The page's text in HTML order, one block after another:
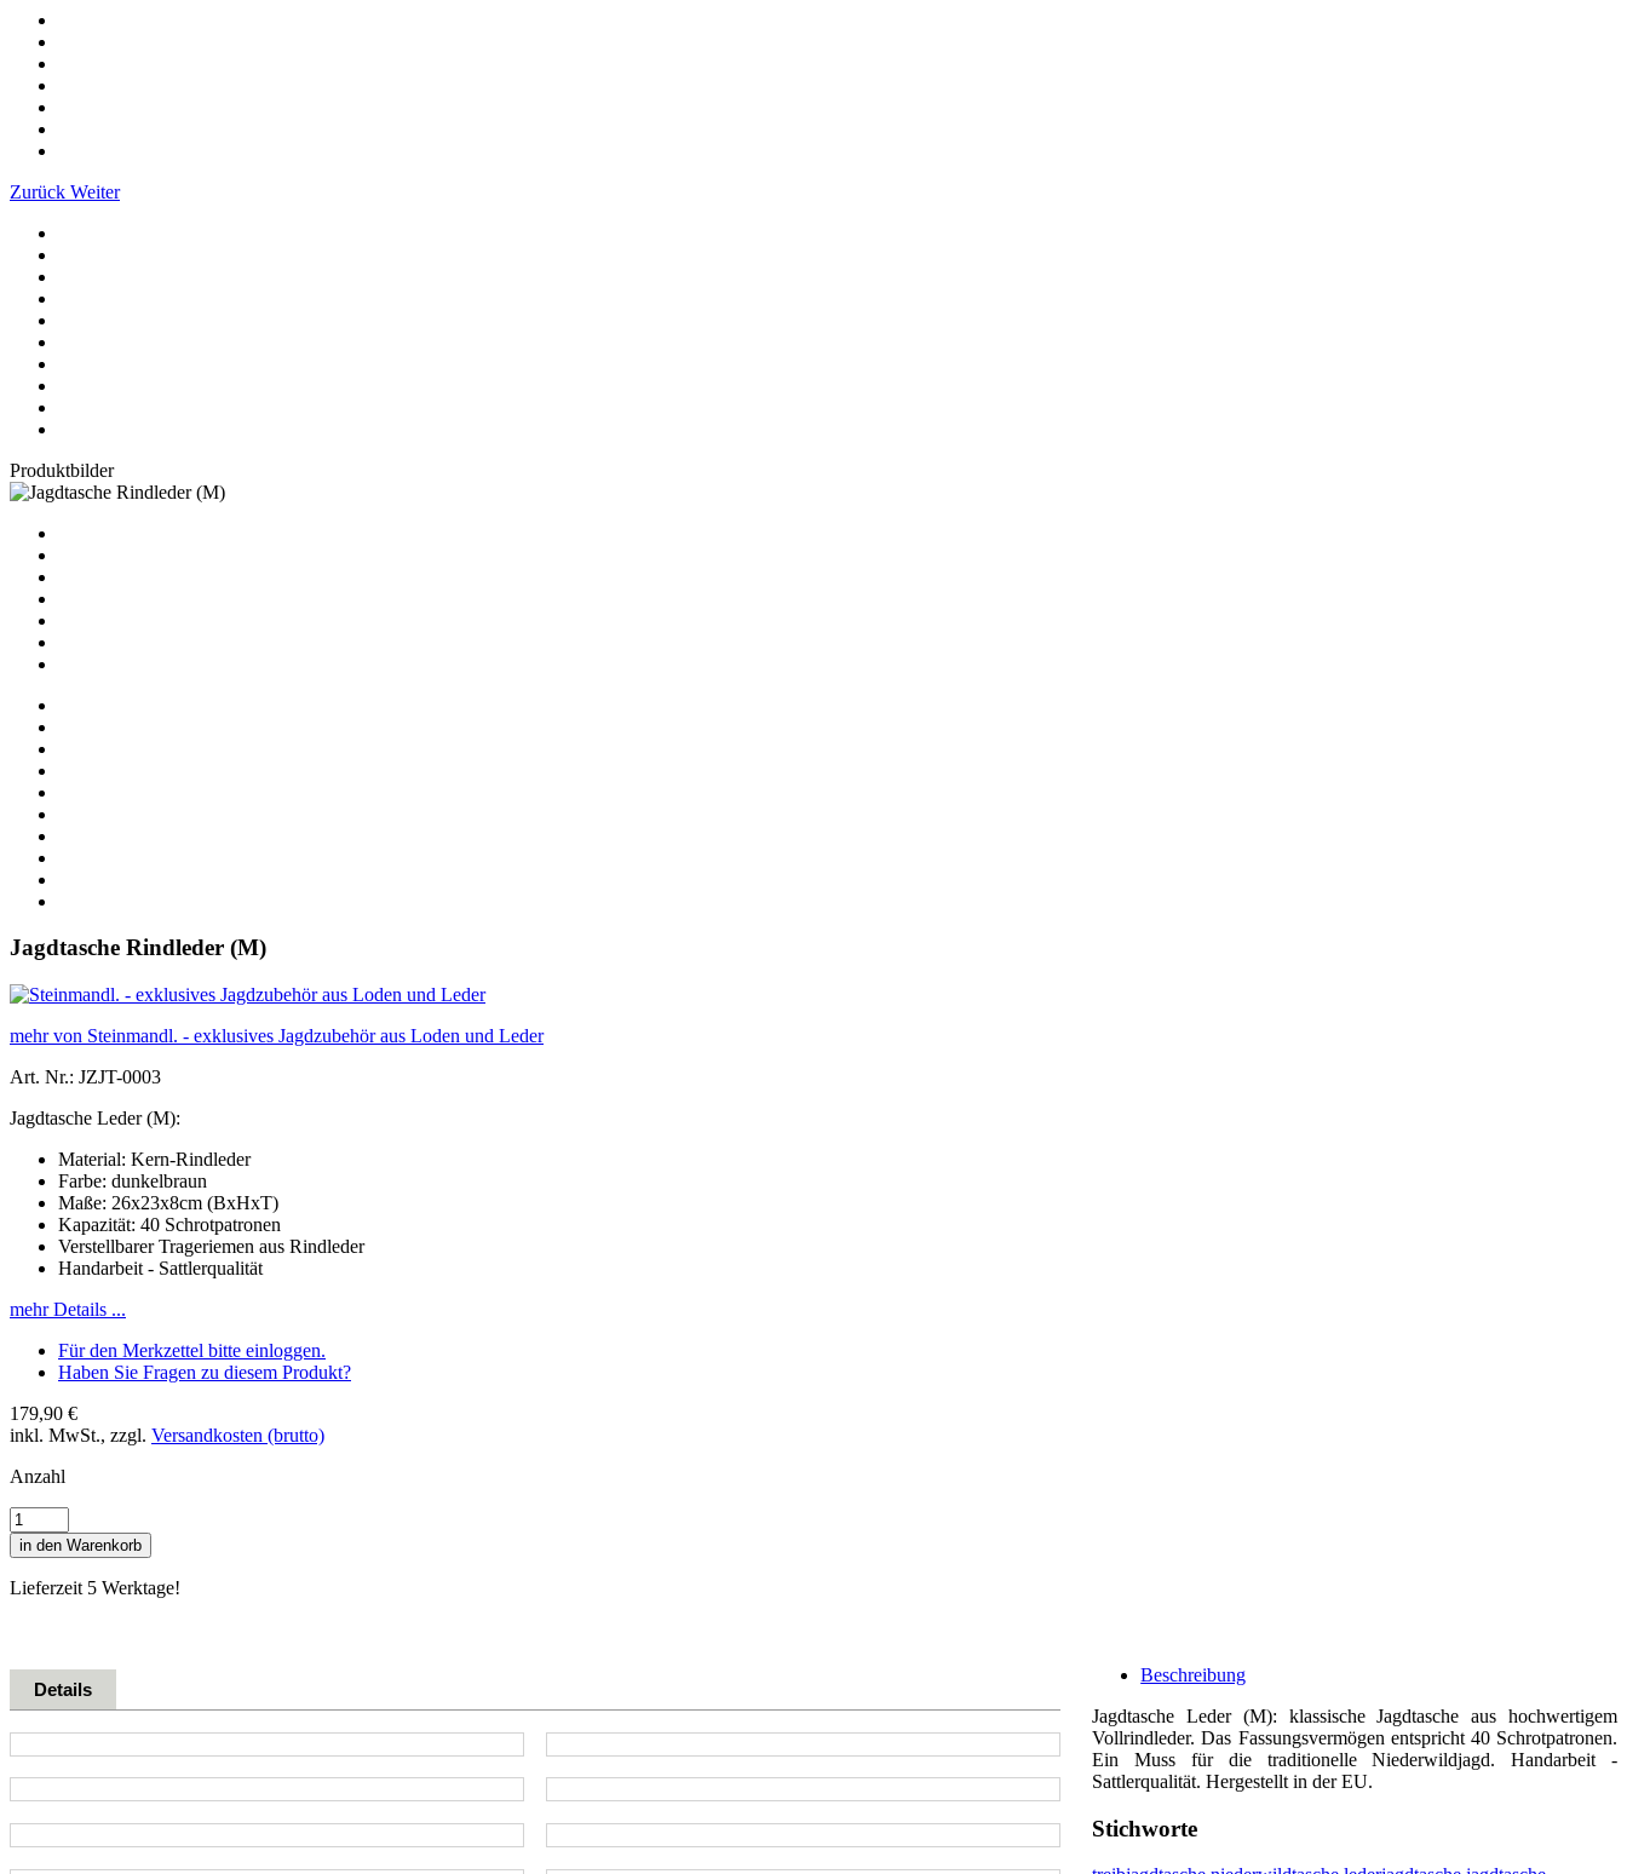
Zurück Weiter
Produktbilder
Jagdtasche Rindleder (M)
mehr von Steinmandl. - exklusives Jagdzubehör aus Loden und Leder
Art. Nr.: JZJT-0003
Jagdtasche Leder (M):
Material: Kern-Rindleder
Farbe: dunkelbraun
Maße: 26x23x8cm (BxHxT)
Kapazität: 40 Schrotpatronen
Verstellbarer Trageriemen aus Rindleder
Handarbeit - Sattlerqualität
mehr Details ...
Für den Merkzettel bitte einloggen.
Haben Sie Fragen zu diesem Produkt?
179,90 €
inkl. MwSt., zzgl. Versandkosten (brutto)
Anzahl
in den Warenkorb
Lieferzeit 5 Werktage!
Details
Beschreibung
Jagdtasche Leder (M): klassische Jagdtasche aus hochwertigem
Vollrindleder. Das Fassungsvermögen entspricht 40 Schrotpatronen.
Ein Muss für die traditionelle Niederwildjagd. Handarbeit -
Sattlerqualität. Hergestellt in der EU.
Stichworte